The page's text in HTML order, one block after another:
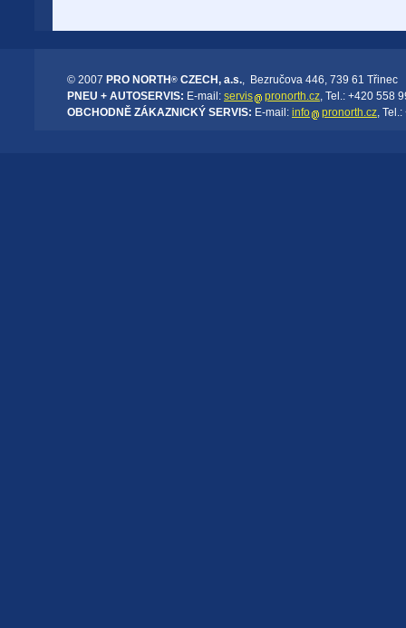
© 2007 PRO NORTH ® CZECH, a.s., Bezručova 446, 739 61 Třinec
PNEU + AUTOSERVIS: E-mail: servis pronorth.cz, Tel.: +420 558
OBCHODNĚ ZÁKAZNICKÝ SERVIS: E-mail: info pronorth.cz,